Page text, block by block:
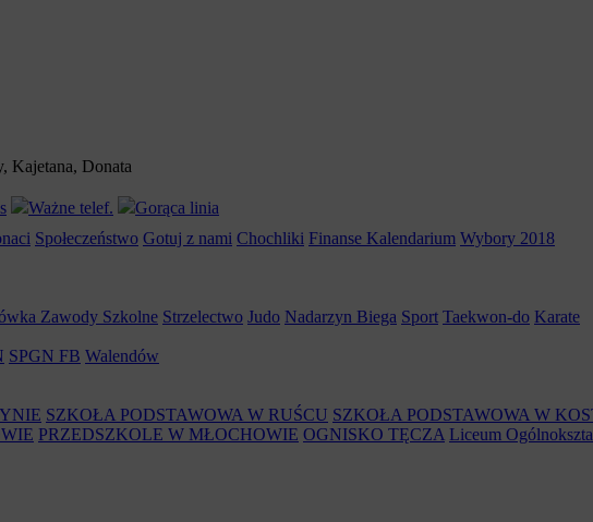
Kajetana, Donata
Ważne telef.
Gorąca linia
Społeczeństwo Gotuj z nami Chochliki Finanse Kalendarium Wybory 2018
Zawody Szkolne Strzelectwo Judo Nadarzyn Biega Sport Taekwon-do Karate
SPGN FB Walendów
SZKOŁA PODSTAWOWA W RUŚCU SZKOŁA PODSTAWOWA W
PRZEDSZKOLE W MŁOCHOWIE OGNISKO TĘCZA Liceum